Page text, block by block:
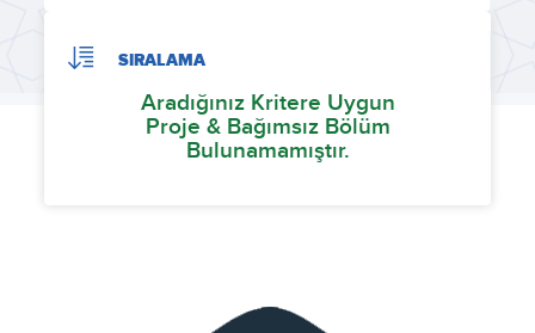
SIRALAMA
Aradığınız Kritere Uygun
Proje & Bağımsız Bölüm
Bulunamamıştır.